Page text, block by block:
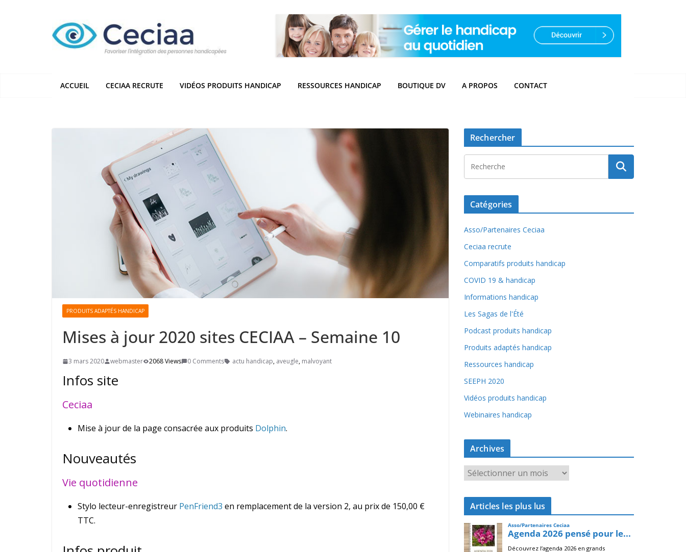
ACCUEIL CECIAA RECRUTE VIDÉOS PRODUITS HANDICAP RESSOURCES HANDICAP BOUTIQUE DV A PROPOS CONTACT
PRODUITS ADAPTÉS HANDICAP
Mises à jour 2020 sites CECIAA – Semaine 10
3 mars 2020 webmaster 2068 Views 0 Comments actu handicap, aveugle, malvoyant
Infos site
Ceciaa
Mise à jour de la page consacrée aux produits Dolphin.
Nouveautés
Vie quotidienne
Stylo lecteur-enregistreur PenFriend3 en remplacement de la version 2, au prix de 150,00 €
TTC.
Rechercher
Catégories
Asso/Partenaires Ceciaa
Ceciaa recrute
Comparatifs produits handicap
COVID 19 & handicap
Informations handicap
Les Sagas de l'Été
Podcast produits handicap
Produits adaptés handicap
Ressources handicap
SEEPH 2020
Vidéos produits handicap
Webinaires handicap
Archives
r
c
i
v
e
Articles les plus lus